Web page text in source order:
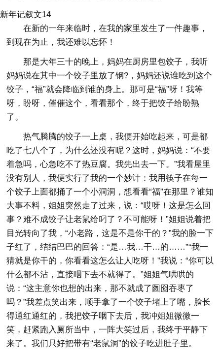
新年记叙文14
在新的一年来临时，在我的家里发生了一件趣事，
到现在为止，我还难以忘怀！
那是大年三十的晚上，妈妈在厨房里包饺子，我听
妈妈说在其中一个饺子里放了钢?，妈妈还说谁吃到这个
饺子，“福”就会降临到谁的身上。那可是“福”呀！我等
呀，盼呀，催催这个，看看那个，终于把饺子给盼熟
了。
热气腾腾的饺子一上桌，我便开始吃起来，可是都
吃了七八个了，为什么还没有呢？这时，妈妈说：“不要
着急吗，心急吃不了热豆腐。我先出去一下。”我看屋里
没有别人，我便实行了我的一个妙计：我用筷子在每一
个饺子上面都捅了一个小洞洞，想看看“福”在那里？谁知
大事不料，姐姐突然走了过来，说：“哎呀！这是怎么回
事？难不成饺子让老鼠给叼了？不可能呀！”姐姐说着把
目光转向了我，“小老路，这是不是你干的？”我的脸一下
子红了，结结巴巴的回答：“是…我…干…的……”“我一
猜就是你干的，你看看这怎么让人吃呀！”我说：“你可以
什么都不沾，直接咽下去不就得了。”姐姐气哄哄的
说：“这主意你也想的出来，那不就成了囫囵吞枣了
吗？”我差点笑出来，顺手拿了一个饺子堵上了嘴，脸长
得通红通红的，我把饺子咽下去后，我冲姐姐微微一
笑，赶紧跑入厕所当中，一阵大笑过后，我终于平静下
来了。我们只好把带有“老鼠洞”的饺子吃进肚子里。